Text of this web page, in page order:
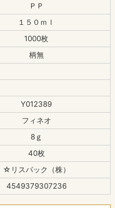
ＰＰ
１５０ｍｌ
1000枚
柄無
Y012389
フィネオ
8ｇ
40枚
☆リスパック（株）
4549379307236